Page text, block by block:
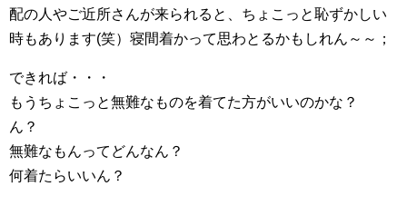
配の人やご近所さんが来られると、ちょこっと恥ずかしい
時もあります(笑）寝間着かって思わとるかもしれん～～；
できれば・・・
もうちょこっと無難なものを着てた方がいいのかな？
ん？
無難なもんってどんなん？
何着たらいいん？